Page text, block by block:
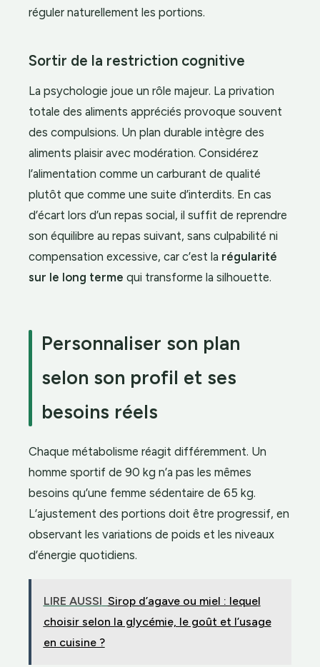
réguler naturellement les portions.
Sortir de la restriction cognitive
La psychologie joue un rôle majeur. La privation
totale des aliments appréciés provoque souvent
des compulsions. Un plan durable intègre des
aliments plaisir avec modération. Considérez
l’alimentation comme un carburant de qualité
plutôt que comme une suite d’interdits. En cas
d’écart lors d’un repas social, il suffit de reprendre
son équilibre au repas suivant, sans culpabilité ni
compensation excessive, car c’est la régularité
sur le long terme qui transforme la silhouette.
Personnaliser son plan
selon son profil et ses
besoins réels
Chaque métabolisme réagit différemment. Un
homme sportif de 90 kg n’a pas les mêmes
besoins qu’une femme sédentaire de 65 kg.
L’ajustement des portions doit être progressif, en
observant les variations de poids et les niveaux
d’énergie quotidiens.
LIRE AUSSI Sirop d’agave ou miel : lequel
choisir selon la glycémie, le goût et l’usage
en cuisine ?